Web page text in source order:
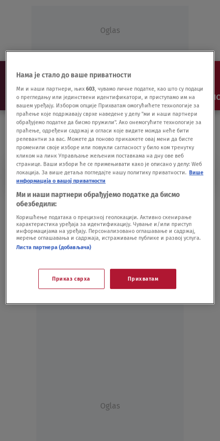
Oglas
NAJNOVIJE VESTI SHOW SPORT VIDEO
LEVI
SPORT - OSTALO22.11.20.
Oglas
Нама је стало до ваше приватности
Ми и наши партнери, њих603, чувамо личне податке, као што су подаци
о прегледању или јединствени идентификатори, и приступамо им на
вашем уређају. Избором опције Прихватам омогућићете технологије за
праћење које подржавају сврхе наведене у делу "ми и наши партнери
обрађујемо податке да бисмо пружили". Ако онемогућите технологије за
праћење, одређени садржај и огласи које видите можда неће бити
релевантни за вас. Можете да поново прикажете овај мени да бисте
променили своје изборе или повукли сагласност у било ком тренутку
кликом на линк Управљање жељеним поставкама на дну ове веб
странице. Ваши избори ће се примењивати како је описано у делу: Wеб
локација. За више детаља погледајте нашу политику приватности. Више
информација о вашој приватности
Ми и наши партнери обрађујемо податке да бисмо
обезбедили:
Коришћење података о прецизној геолокацији. Активно скенирање
карактеристика уређаја за идентификацију. Чување и/или приступ
информацијама на уређају. Персонализовано оглашавање и садржај,
мерење оглашавања и садржаја, истраживање публике и развој услуга.
Листа партнера (добављача)
Приказ сврха Прихватам